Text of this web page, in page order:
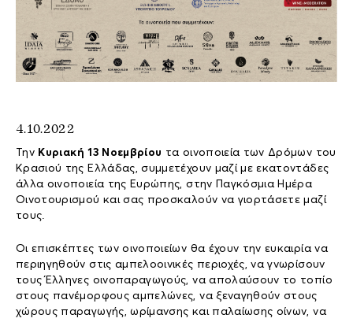
4.10.2022
Την Κυριακή 13 Νοεμβρίου τα οινοποιεία των Δρόμων του
Κρασιού της Ελλάδας, συμμετέχουν μαζί με εκατοντάδες
άλλα οινοποιεία της Ευρώπης, στην Παγκόσμια Ημέρα
Οινοτουρισμού και σας προσκαλούν να γιορτάσετε μαζί
τους.
Οι επισκέπτες των οινοποιείων θα έχουν την ευκαιρία να
περιηγηθούν στις αμπελοοινικές περιοχές, να γνωρίσουν
τους Έλληνες οινοπαραγωγούς, να απολαύσουν το τοπίο
στους πανέμορφους αμπελώνες, να ξεναγηθούν στους
χώρους παραγωγής, ωρίμανσης και παλαίωσης οίνων, να